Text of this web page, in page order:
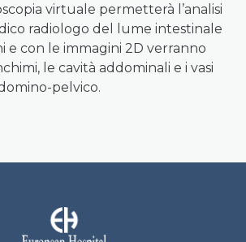
virtuale permetterà l’analisi
radiologo del lume intestinale
e con le immagini 2D verranno
le cavità addominali e i vasi
pelvico.